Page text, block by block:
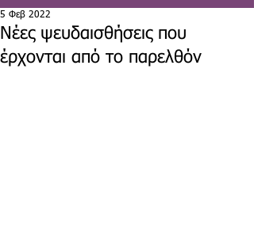
Νέες ψευδαισθήσεις που
έρχονται από το παρελθόν
5 Φεβ 2022